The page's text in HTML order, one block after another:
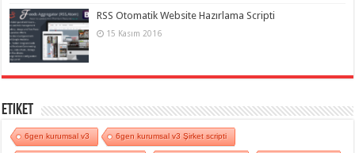
RSS Otomatik Website Hazırlama Scripti
15 Kasım 2016
Etiket
6gen kurumsal v3 6gen kurumsal v3 Şirket scripti